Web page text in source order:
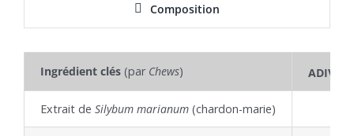
Composition
Ingrédient clés (par Chews) ADIVA
Extrait de Silybum marianum (chardon-marie)